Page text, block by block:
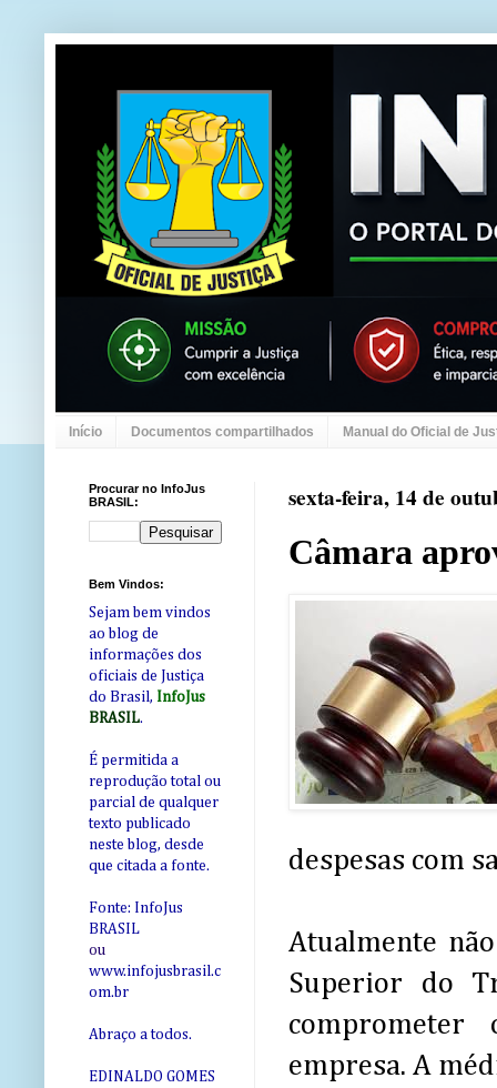
Início Documentos compartilhados Manual do Oficial de
sexta-feira, 14 de
Câmara
despesas com
Atualmente
Superior do
comprometer
empresa. A
Procurar no InfoJus
BRASIL:
Bem Vindos:
Sejam bem vindos
ao blog de
informações dos
oficiais de Justiça
do Brasil, InfoJus
BRASIL.
É permitida a
reprodução total ou
parcial de qualquer
texto publicado
neste blog, desde
que citada a fonte.
Fonte: InfoJus
BRASIL
ou
www.infojusbrasil.c
om.br
Abraço a todos.
EDINALDO GOMES